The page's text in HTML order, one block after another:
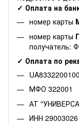
✓ Оплата на
номер карты
номер карты
получатель:
✓ Оплата по
МФО 322001
АТ
ИНН